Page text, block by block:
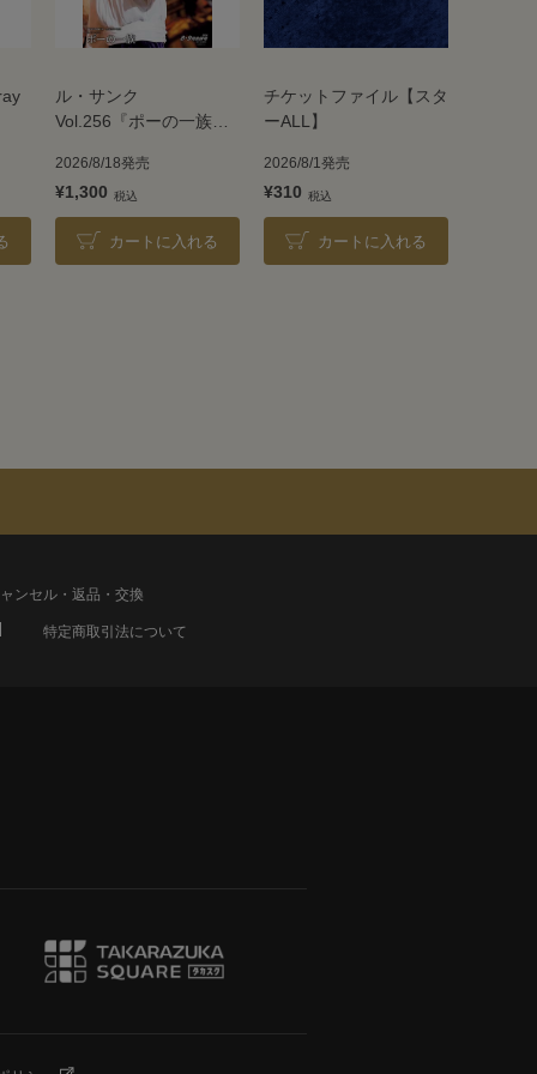
ル・サンク
Vol.256『ポーの一族』
2026/8/18発売
¥1,300
カートに入れる
チケットファイル【スタ
ーALL】
2026/8/1発売
¥310
カートに入れる
ンセル・返品・交換
特定商取引法について